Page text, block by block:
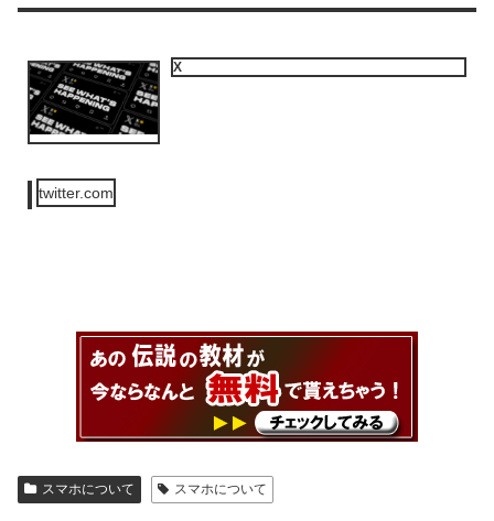
X
twitter.com
スマホについて スマホについて